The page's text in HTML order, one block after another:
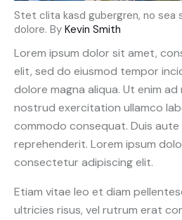
Stet clita kasd gubergren, no
dolore. By Kevin Smith
Lorem ipsum dolor sit amet,
elit, sed do eiusmod tempor
dolore magna aliqua. Ut enim ad
nostrud exercitation ullamco
commodo consequat. Duis aute
reprehenderit. Lorem ipsum
consectetur adipiscing elit.
Etiam vitae leo et diam
ultricies risus, vel rutrum erat